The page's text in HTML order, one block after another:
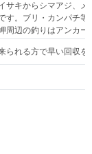
サキからシマアジ、
す。ブリ・カンパチ
周辺の釣りはアンカ
れる方で早い回収を